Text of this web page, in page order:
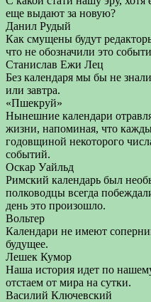
еще выдают за новую?
Данил Рудый
Как смущены будут
что не обозначили это
Станислав Ежи Лец
Без календаря мы бы не
или завтра.
«Пшекруй»
Нынешние календари
жизни, напоминая, что
годовщиной некоторого
событий.
Оскар Уайльд
Римский календарь был
полководцы всегда
день это произошло.
Вольтер
Календари не имеют
будущее.
Лешек Кумор
Наша история идет по
отстаем от мира на сутки.
Василий Ключевский